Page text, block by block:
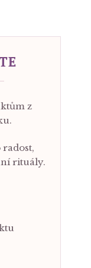
z
rituály.